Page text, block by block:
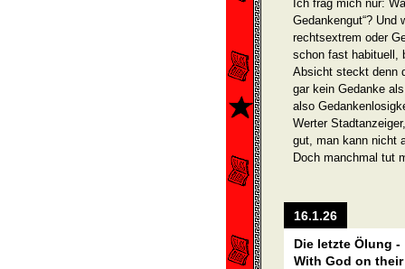
Ich frag mich nur:
Gedankengut“? Und
rechtsextrem oder
schon fast habituell,
Absicht steckt denn
gar kein Gedanke
also
Werter Stadtanzeiger,
gut, man kann nicht
Doch manchmal tut
16.1.26
Die letzte Ölung -
With God on